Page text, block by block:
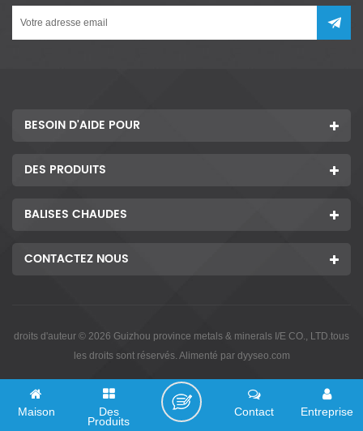
BESOIN D'AIDE POUR
DES PRODUITS
BALISES CHAUDES
CONTACTEZ NOUS
droits d'auteur © 2026 Guizhou province metals & minerals I/E CO., LTD.tous
les droits sont réservés. Alimenté par dyyseo.com
Maison Des
Produits
Entreprise
Contact